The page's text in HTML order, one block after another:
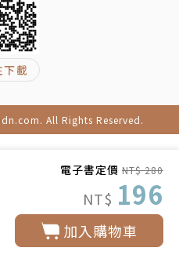
電子書定價 NT$ 280
NT$ 196
加入購物車
下載
All Rights Reserved.